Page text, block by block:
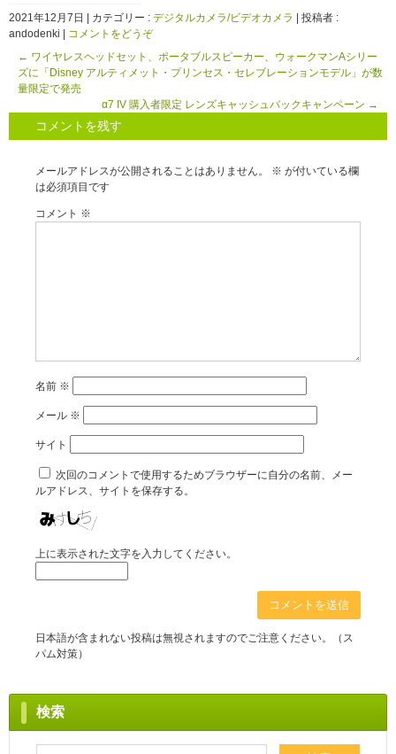
2021年12月7日 カテゴリー : デジタルカメラ/ビデオカメラ
投稿者 :
andodenki
コメントをどうぞ
← ワイヤレスヘッドセット、ポータブルスピーカー、ウォークマンAシリー
ズに「Disney アルティメット・プリンセス・セレブレーションモデル」が数
量限定で発売
α7 IV 購入者限定 レンズキャッシュバックキャンペーン →
コメントを残す
メールアドレスが公開されることはありません。 ※ が付いている欄
は必須項目です
コメント ※
名前 ※
メール ※
サイト
次回のコメントで使用するためブラウザーに自分の名前、メー
ルアドレス、サイトを保存する。
上に表示された文字を入力してください。
日本語が含まれない投稿は無視されますのでご注意ください。（ス
パム対策）
検索